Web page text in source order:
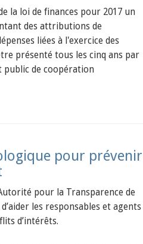
la loi de finances pour 2017 un
des attributions de
liées à l'exercice des
présenté tous les cinq ans par
public de coopération
pour prévenir
pour la Transparence de
les responsables et agents
d’intérêts.